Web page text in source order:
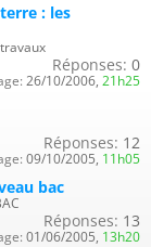
: les
Réponses: 0
26/10/2006, 21h25
Réponses: 12
09/10/2005, 11h05
bac
Réponses: 13
01/06/2005, 13h20